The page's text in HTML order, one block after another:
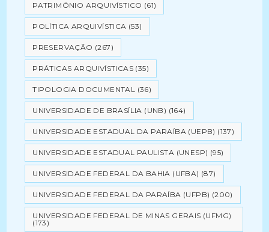
PATRIMÔNIO ARQUIVÍSTICO (61)
POLÍTICA ARQUIVÍSTICA (53)
PRESERVAÇÃO (267)
PRÁTICAS ARQUIVÍSTICAS (35)
TIPOLOGIA DOCUMENTAL (36)
UNIVERSIDADE DE BRASÍLIA (UNB) (164)
UNIVERSIDADE ESTADUAL DA PARAÍBA (UEPB) (137)
UNIVERSIDADE ESTADUAL PAULISTA (UNESP) (95)
UNIVERSIDADE FEDERAL DA BAHIA (UFBA) (87)
UNIVERSIDADE FEDERAL DA PARAÍBA (UFPB) (200)
UNIVERSIDADE FEDERAL DE MINAS GERAIS (UFMG)
(173)